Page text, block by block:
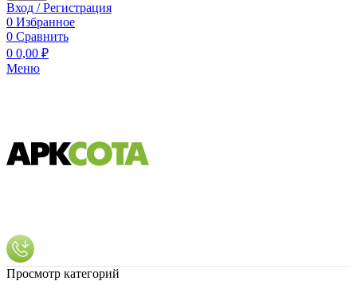
Вход / Регистрация
0 Избранное
0 Сравнить
0 0,00 ₽
Меню
Просмотр категорий